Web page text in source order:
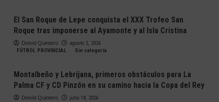
El San Roque de Lepe conquista el XXX Trofeo San
Roque tras imponerse al Ayamonte y al Isla Cristina
Deivid Quintero
agosto 2, 2026
FÚTBOL PROVINCIAL
Sin categoría
Montalbeño y Lebrijana, primeros obstáculos para La
Palma CF y CD Pinzón en su camino hacia la Copa del Rey
Deivid Quintero julio 18, 2026